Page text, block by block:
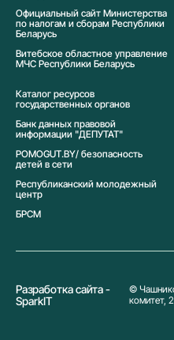
Официальный сайт Министерства
по налогам и сборам Республики
Беларусь
Витебское областное управление
МЧС Республики Беларусь
Каталог ресурсов
государственных органов
Банк данных правовой
информации "ДЕПУТАТ"
POMOGUT.BY/ безопасность
детей в сети
Республиканский молодежный
центр
БРСМ
Разработка сайта -
SparkIT
©
комитет,